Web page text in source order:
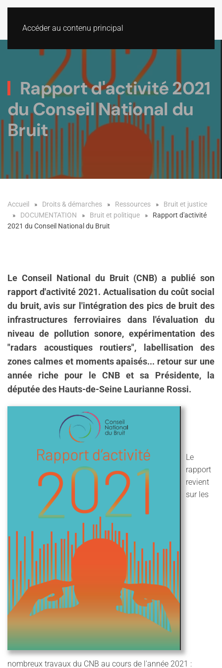
Accéder au contenu principal
Rapport d'activité 2021
du Conseil National du
Bruit
Accueil Droits & démarches Ressources
Bruit et justice
DOCUMENTATION
Bruit et politique
Rapport d'activité
2021 du Conseil National du Bruit
Le Conseil National du Bruit (CNB) a publié son
rapport d'activité 2021. Actualisation du coût social
du bruit, avis sur l'intégration des pics de bruit des
infrastructures ferroviaires dans l'évaluation du
niveau de pollution sonore, expérimentation des
"radars acoustiques routiers", labellisation des
zones calmes et moments apaisés... retour sur une
année riche pour le CNB et sa Présidente, la
députée des Hauts-de-Seine Laurianne Rossi.
Le
rapport
revient
sur les
nombreux travaux du CNB au cours de l'année 2021 :